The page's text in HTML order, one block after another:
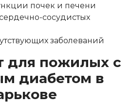
почек и печени
сосудистых
заболеваний
для пожилых с
диабетом в